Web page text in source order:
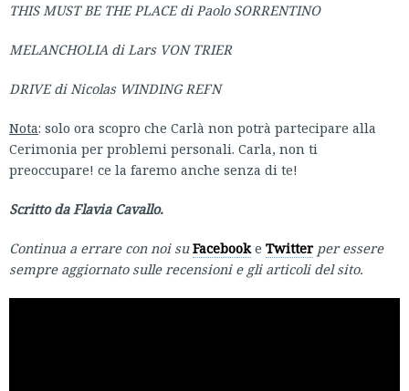
THIS MUST BE THE PLACE di Paolo SORRENTINO
MELANCHOLIA di Lars VON TRIER
DRIVE di Nicolas WINDING REFN
Nota: solo ora scopro che Carlà non potrà partecipare alla
Cerimonia per problemi personali. Carla, non ti
preoccupare! ce la faremo anche senza di te!
Scritto da Flavia Cavallo.
Continua a errare con noi su Facebook e Twitter per essere
sempre aggiornato sulle recensioni e gli articoli del sito.